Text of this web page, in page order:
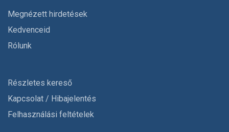
Megnézett hirdetések
Kedvenceid
Rólunk
Részletes kereső
Kapcsolat / Hibajelentés
Felhasználási feltételek